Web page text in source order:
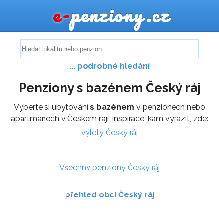
e-penziony.cz
... podrobné hledání
Penziony s bazénem Český ráj
Vyberte si ubytování s bazénem v penzionech nebo
apartmánech v Českém ráji. Inspirace, kam vyrazit, zde:
výlety Český ráj
Všechny penziony Český ráj
přehled obcí Český ráj